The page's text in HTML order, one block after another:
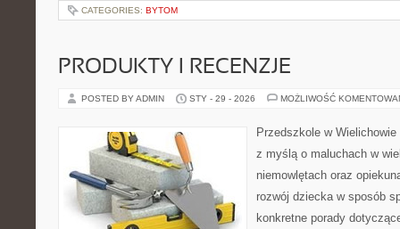
CATEGORIES: BYTOM
PRODUKTY I RECENZJE
POSTED BY ADMIN STY - 29 - 2026 MOŻLIWOŚĆ
Przedszkole w
z myślą o maluchach w
niemowlętach oraz
rozwój dziecka w sposób
konkretne porady